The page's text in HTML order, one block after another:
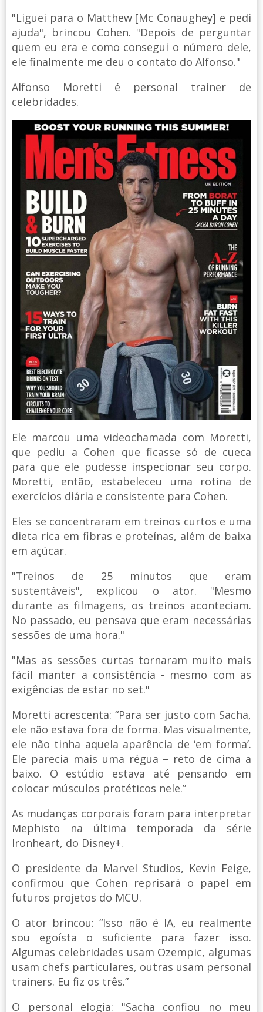
"Liguei para o Matthew [Mc Conaughey] e pedi
ajuda", brincou Cohen. "Depois de perguntar
quem eu era e como consegui o número dele,
ele finalmente me deu o contato do Alfonso."
Alfonso Moretti é personal trainer de
celebridades.
Ele marcou uma videochamada com Moretti,
que pediu a Cohen que ficasse só de cueca
para que ele pudesse inspecionar seu corpo.
Moretti, então, estabeleceu uma rotina de
exercícios diária e consistente para Cohen.
Eles se concentraram em treinos curtos e uma
dieta rica em fibras e proteínas, além de baixa
em açúcar.
"Treinos de 25 minutos que eram
sustentáveis", explicou o ator. "Mesmo
durante as filmagens, os treinos aconteciam.
No passado, eu pensava que eram necessárias
sessões de uma hora."
"Mas as sessões curtas tornaram muito mais
fácil manter a consistência - mesmo com as
exigências de estar no set."
Moretti acrescenta: “Para ser justo com Sacha,
ele não estava fora de forma. Mas visualmente,
ele não tinha aquela aparência de ‘em forma’.
Ele parecia mais uma régua – reto de cima a
baixo. O estúdio estava até pensando em
colocar músculos protéticos nele.”
As mudanças corporais foram para interpretar
Mephisto na última temporada da série
Ironheart, do Disney+.
O presidente da Marvel Studios, Kevin Feige,
confirmou que Cohen reprisará o papel em
futuros projetos do MCU.
O ator brincou: “Isso não é IA, eu realmente
sou egoísta o suficiente para fazer isso.
Algumas celebridades usam Ozempic, algumas
usam chefs particulares, outras usam personal
trainers. Eu fiz os três.”
O personal elogia: "Sacha confiou no meu